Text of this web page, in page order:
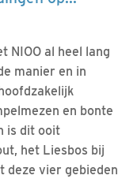
NIOO al heel lang
manier en in
en bonte
is dit ooit
het Liesbos bij
deze vier gebieden